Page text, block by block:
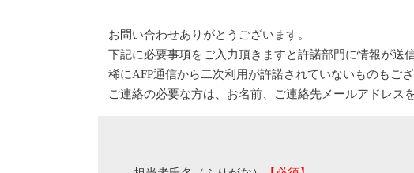
お問い合わせありがとうございます。
下記に必要事項をご入力頂きますと許諾部門に情報が送
稀にAFP通信から二次利用が許諾されていないものもご
ご連絡の必要な方は、お名前、ご連絡先メールアドレス